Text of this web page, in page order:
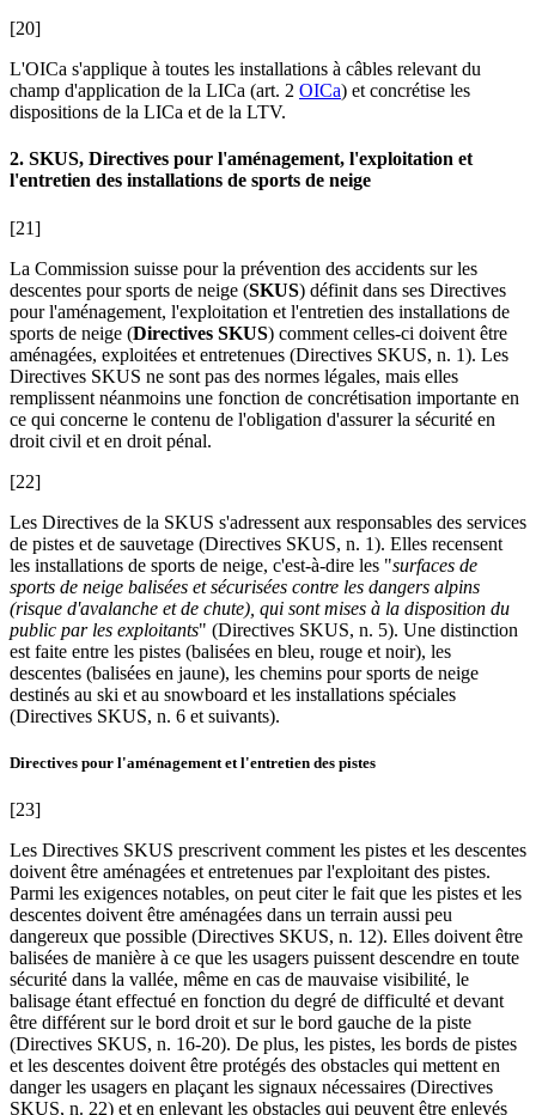
[20]
L'OICa s'applique à toutes les installations à câbles relevant du
champ d'application de la LICa (art. 2 OICa) et concrétise les
dispositions de la LICa et de la LTV.
2. SKUS, Directives pour l'aménagement, l'exploitation et
l'entretien des installations de sports de neige
[21]
La Commission suisse pour la prévention des accidents sur les
descentes pour sports de neige (SKUS) définit dans ses Directives
pour l'aménagement, l'exploitation et l'entretien des installations de
sports de neige (Directives SKUS) comment celles-ci doivent être
aménagées, exploitées et entretenues (Directives SKUS, n. 1). Les
Directives SKUS ne sont pas des normes légales, mais elles
remplissent néanmoins une fonction de concrétisation importante en
ce qui concerne le contenu de l'obligation d'assurer la sécurité en
droit civil et en droit pénal.
[22]
Les Directives de la SKUS s'adressent aux responsables des services
de pistes et de sauvetage (Directives SKUS, n. 1). Elles recensent
les installations de sports de neige, c'est-à-dire les "surfaces de
sports de neige balisées et sécurisées contre les dangers alpins
(risque d'avalanche et de chute), qui sont mises à la disposition du
public par les exploitants" (Directives SKUS, n. 5). Une distinction
est faite entre les pistes (balisées en bleu, rouge et noir), les
descentes (balisées en jaune), les chemins pour sports de neige
destinés au ski et au snowboard et les installations spéciales
(Directives SKUS, n. 6 et suivants).
Directives pour l'aménagement et l'entretien des pistes
[23]
Les Directives SKUS prescrivent comment les pistes et les descentes
doivent être aménagées et entretenues par l'exploitant des pistes.
Parmi les exigences notables, on peut citer le fait que les pistes et les
descentes doivent être aménagées dans un terrain aussi peu
dangereux que possible (Directives SKUS, n. 12). Elles doivent être
balisées de manière à ce que les usagers puissent descendre en toute
sécurité dans la vallée, même en cas de mauvaise visibilité, le
balisage étant effectué en fonction du degré de difficulté et devant
être différent sur le bord droit et sur le bord gauche de la piste
(Directives SKUS, n. 16-20). De plus, les pistes, les bords de pistes
et les descentes doivent être protégés des obstacles qui mettent en
danger les usagers en plaçant les signaux nécessaires (Directives
SKUS, n. 22) et en enlevant les obstacles qui peuvent être enlevés